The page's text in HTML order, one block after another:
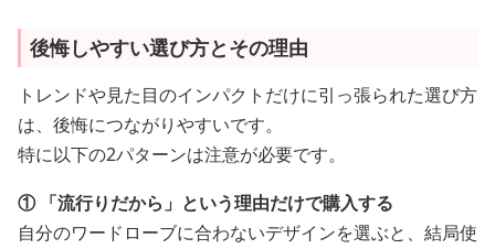
後悔しやすい選び方とその理由
トレンドや見た目のインパクトだけに引っ張られた選び方
は、後悔につながりやすいです。
特に以下の2パターンは注意が必要です。
① 「流行りだから」という理由だけで購入する
自分のワードローブに合わないデザインを選ぶと、結局使